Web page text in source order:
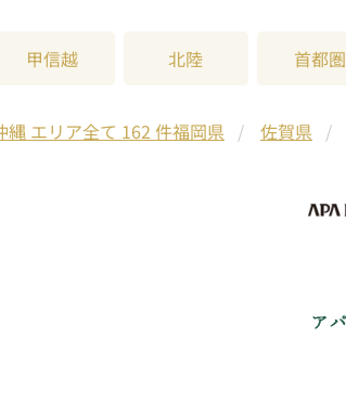
甲信越 北陸 首都圏
縄 エリア全て 162 件福岡県 佐賀県